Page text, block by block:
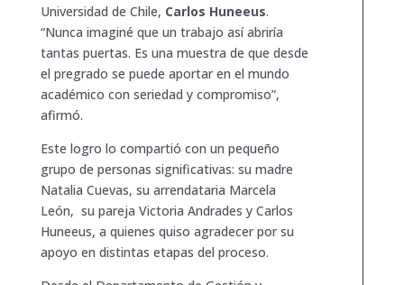
Universidad de Chile, Carlos Huneeus.
“Nunca imaginé que un trabajo así abriría
tantas puertas. Es una muestra de que desde
el pregrado se puede aportar en el mundo
académico con seriedad y compromiso”,
afirmó.
Este logro lo compartió con un pequeño
grupo de personas significativas: su madre
Natalia Cuevas, su arrendataria Marcela
León, su pareja Victoria Andrades y Carlos
Huneeus, a quienes quiso agradecer por su
apoyo en distintas etapas del proceso.